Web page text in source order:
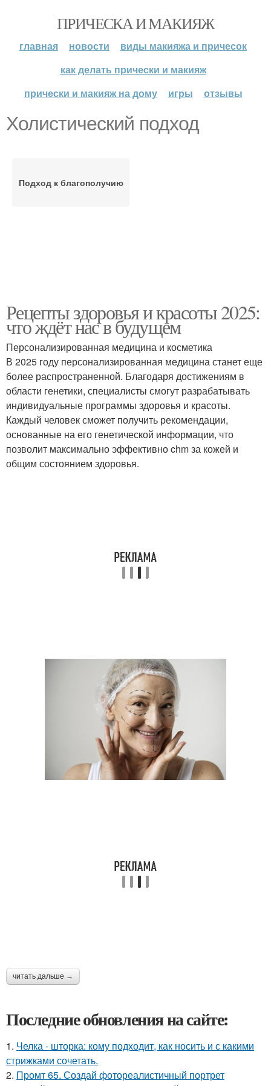
ПРИЧЕСКА И МАКИЯЖ
главная новости
виды макияжа и причесок
как делать прически и макияж
прически и макияж на дому
игры отзывы
Холистический подход
Подход к благополучию
Рецепты здоровья и красоты 2025:
что ждёт нас в будущем
Персонализированная медицина и косметика
В 2025 году персонализированная медицина станет еще
более распространенной. Благодаря достижениям в
области генетики, специалисты смогут разрабатывать
индивидуальные программы здоровья и красоты.
Каждый человек сможет получить рекомендации,
основанные на его генетической информации, что
позволит максимально эффективно chm за кожей и
общим состоянием здоровья.
читать дальше →
Последние обновления на сайте:
1. Челка - шторка: кому подходит, как носить и с какими
стрижками сочетать.
2. Промт 65. Создай фотореалистичный портрет